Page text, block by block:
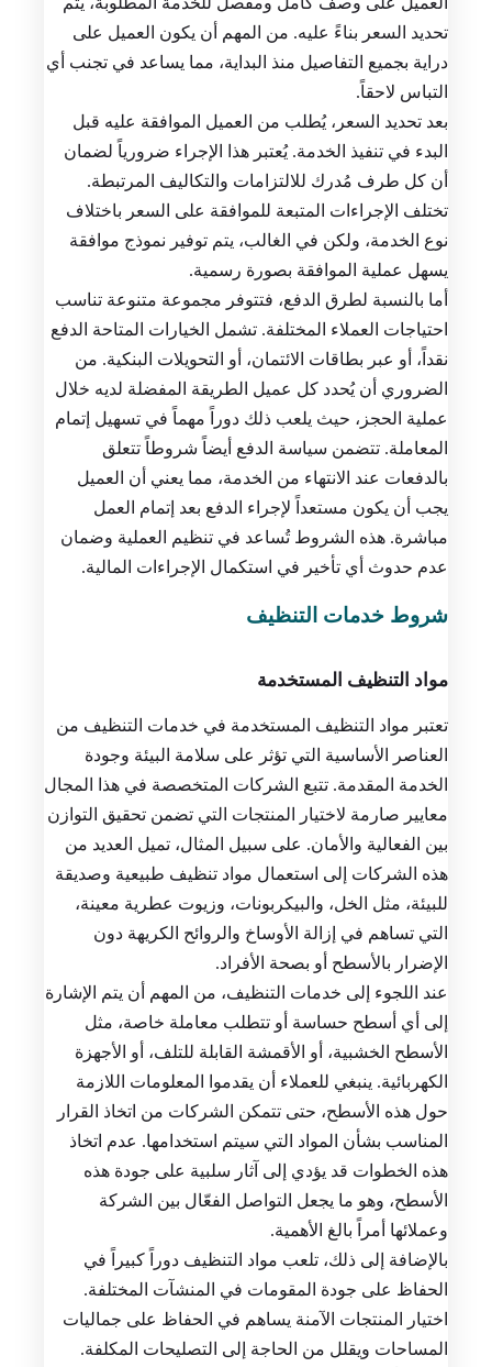
تحديد السعر بناءً عليه. من المهم أن يكون العميل على
دراية بجميع التفاصيل منذ البداية، مما يساعد في تجنب أي
التباس لاحقاً.
بعد تحديد السعر، يُطلب من العميل الموافقة عليه قبل
البدء في تنفيذ الخدمة. يُعتبر هذا الإجراء ضرورياً لضمان
أن كل طرف مُدرك للالتزامات والتكاليف المرتبطة.
تختلف الإجراءات المتبعة للموافقة على السعر باختلاف
نوع الخدمة، ولكن في الغالب، يتم توفير نموذج موافقة
يسهل عملية الموافقة بصورة رسمية.
أما بالنسبة لطرق الدفع، فتتوفر مجموعة متنوعة تناسب
احتياجات العملاء المختلفة. تشمل الخيارات المتاحة الدفع
نقداً، أو عبر بطاقات الائتمان، أو التحويلات البنكية. من
الضروري أن يُحدد كل عميل الطريقة المفضلة لديه خلال
عملية الحجز، حيث يلعب ذلك دوراً مهماً في تسهيل إتمام
المعاملة. تتضمن سياسة الدفع أيضاً شروطاً تتعلق
بالدفعات عند الانتهاء من الخدمة، مما يعني أن العميل
يجب أن يكون مستعداً لإجراء الدفع بعد إتمام العمل
مباشرة. هذه الشروط تُساعد في تنظيم العملية وضمان
عدم حدوث أي تأخير في استكمال الإجراءات المالية.
شروط خدمات التنظيف
مواد التنظيف المستخدمة
تعتبر مواد التنظيف المستخدمة في خدمات التنظيف من
العناصر الأساسية التي تؤثر على سلامة البيئة وجودة
الخدمة المقدمة. تتبع الشركات المتخصصة في هذا المجال
معايير صارمة لاختيار المنتجات التي تضمن تحقيق التوازن
بين الفعالية والأمان. على سبيل المثال، تميل العديد من
هذه الشركات إلى استعمال مواد تنظيف طبيعية وصديقة
للبيئة، مثل الخل، والبيكربونات، وزيوت عطرية معينة،
التي تساهم في إزالة الأوساخ والروائح الكريهة دون
الإضرار بالأسطح أو بصحة الأفراد.
عند اللجوء إلى خدمات التنظيف، من المهم أن يتم الإشارة
إلى أي أسطح حساسة أو تتطلب معاملة خاصة، مثل
الأسطح الخشبية، أو الأقمشة القابلة للتلف، أو الأجهزة
الكهربائية. ينبغي للعملاء أن يقدموا المعلومات اللازمة
حول هذه الأسطح، حتى تتمكن الشركات من اتخاذ القرار
المناسب بشأن المواد التي سيتم استخدامها. عدم اتخاذ
هذه الخطوات قد يؤدي إلى آثار سلبية على جودة هذه
الأسطح، وهو ما يجعل التواصل الفعّال بين الشركة
وعملائها أمراً بالغ الأهمية.
بالإضافة إلى ذلك، تلعب مواد التنظيف دوراً كبيراً في
الحفاظ على جودة المقومات في المنشآت المختلفة.
اختيار المنتجات الآمنة يساهم في الحفاظ على جماليات
المساحات ويقلل من الحاجة إلى التصليحات المكلفة.